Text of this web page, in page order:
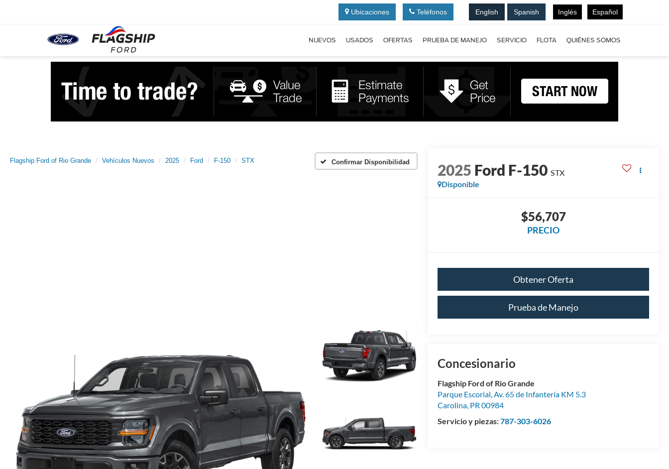
Ubicaciones Teléfonos English Spanish Inglés Español
NUEVOS USADOS OFERTAS PRUEBA DE MANEJO SERVICIO FLOTA QUIÉNES SOMOS
Flagship Ford of Rio Grande Vehículos Nuevos 2025 Ford F-150 STX Confirmar Disponibilidad 2025 Ford F-150 STX
Disponible
$56,707
PRECIO
Obtener Oferta
Prueba de Manejo
Concesionario
Flagship Ford of Rio Grande
Parque Escorial, Av. 65 de Infantería KM 5.3
Carolina, PR 00984
Servicio y piezas:787-303-6026